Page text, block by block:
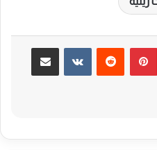
بينتيريست
‏Reddit
‏VKontakte مشاركة عبر البريد